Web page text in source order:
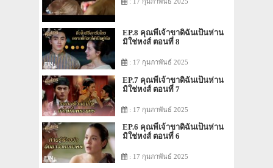
EP.8 คุณพี่เจ้าขาดิฉันเป็นห่าน
มิใช่หงส์ ตอนที่ 8
: 17 กุมภาพันธ์ 2025
EP.7 คุณพี่เจ้าขาดิฉันเป็นห่าน
มิใช่หงส์ ตอนที่ 7
: 17 กุมภาพันธ์ 2025
EP.6 คุณพี่เจ้าขาดิฉันเป็นห่าน
มิใช่หงส์ ตอนที่ 6
: 17 กุมภาพันธ์ 2025